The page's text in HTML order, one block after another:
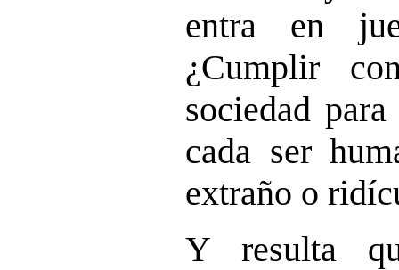
entra en
¿Cumplir
sociedad
cada ser
extraño o
Y resulta